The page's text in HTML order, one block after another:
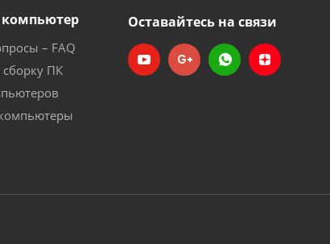
компьютер
– FAQ
сборку ПК
Оставайтесь на связи